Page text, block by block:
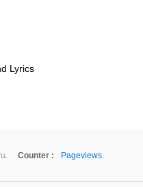
Lyrics
. Counter :
Pageviews.